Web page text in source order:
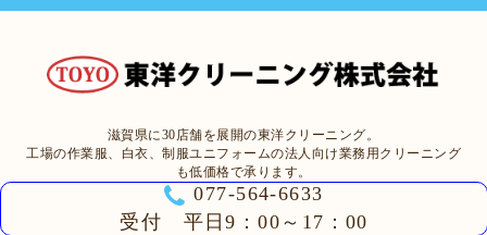
滋賀県に30店舗を展開の東洋クリーニング。
工場の作業服、白衣、制服ユニフォームの法人向け業務用クリーニング
も低価格で承ります。
077-564-6633
受付 平日9：00～17：00